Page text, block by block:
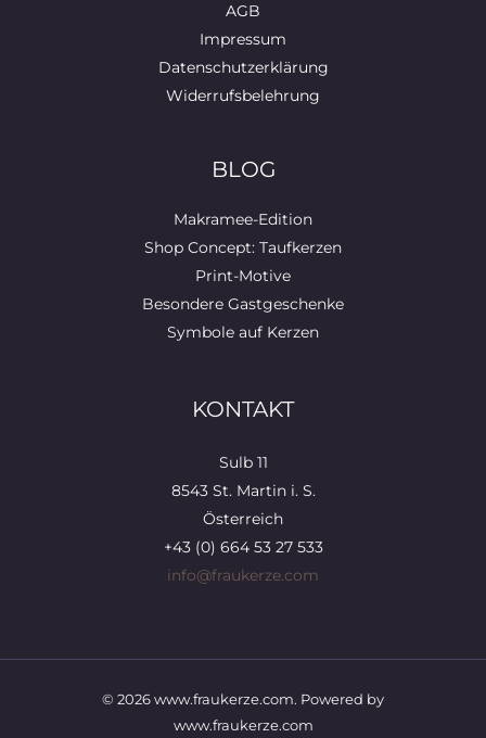
AGB
Impressum
Datenschutzerklärung
Widerrufsbelehrung
BLOG
Makramee-Edition
Shop Concept: Taufkerzen
Print-Motive
Besondere Gastgeschenke
Symbole auf Kerzen
KONTAKT
Sulb 11
8543 St. Martin i. S.
Österreich
+43 (0) 664 53 27 533
info@fraukerze.com
© 2026 www.fraukerze.com. Powered by
www.fraukerze.com